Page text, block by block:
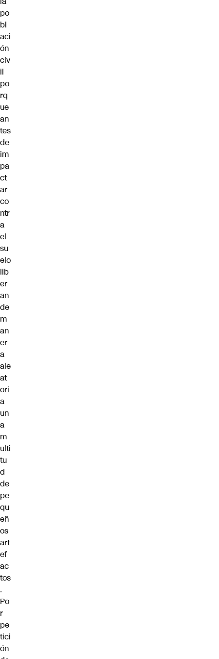
po
bl
aci
ón
civ
il
po
rq
ue
an
tes
de
im
pa
ct
ar
co
ntr
a
el
su
elo
lib
er
an
de
m
an
er
a
ale
at
ori
a
un
a
m
ulti
tu
d
de
pe
qu
eñ
os
art
ef
ac
tos
.
Po
r
pe
tici
ón